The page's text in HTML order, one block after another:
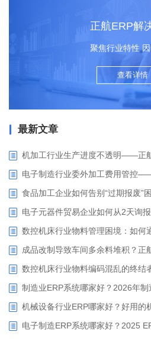
正航ERP解
聚焦行业特性
查看详情
最新文章
成品改制导致车间多余料堆积？正
制造业ERP系统哪家好？2026年
机械设备行业ERP哪家好？好用的
电子制造ERP系统哪家好？2025